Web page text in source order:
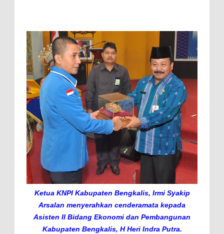
Ketua KNPI Kabupaten Bengkalis, Irmi Syakip
Arsalan menyerahkan cenderamata kepada
Asisten II Bidang Ekonomi dan Pembangunan
Kabupaten Bengkalis, H Heri Indra Putra.